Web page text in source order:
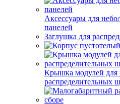
Аксессуары для
панелей
Заглушка для
Крышка модулей для
распределительных